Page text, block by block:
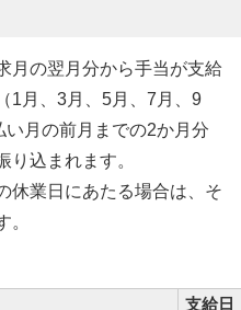
月の翌月分から手当が支給
1月、3月、5月、7月、9
月の前月までの2か月分
り込まれます。
休業日にあたる場合は、そ
。
支給日